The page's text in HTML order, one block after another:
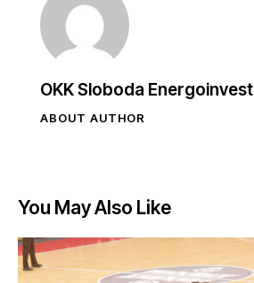
OKK Sloboda Energoinvest
ABOUT AUTHOR
You May Also Like